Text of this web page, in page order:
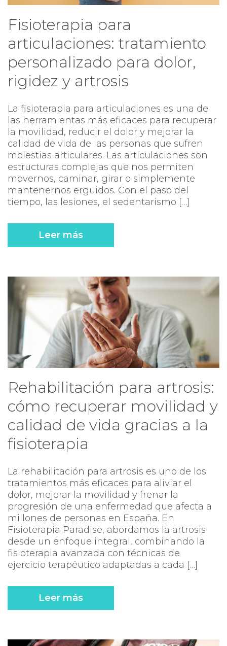
Fisioterapia para
articulaciones: tratamiento
personalizado para dolor,
rigidez y artrosis
La fisioterapia para articulaciones es una de
las herramientas más eficaces para recuperar
la movilidad, reducir el dolor y mejorar la
calidad de vida de las personas que sufren
molestias articulares. Las articulaciones son
estructuras complejas que nos permiten
movernos, caminar, girar o simplemente
mantenernos erguidos. Con el paso del
tiempo, las lesiones, el sedentarismo […]
Leer más
Rehabilitación para artrosis:
cómo recuperar movilidad y
calidad de vida gracias a la
fisioterapia
La rehabilitación para artrosis es uno de los
tratamientos más eficaces para aliviar el
dolor, mejorar la movilidad y frenar la
progresión de una enfermedad que afecta a
millones de personas en España. En
Fisioterapia Paradise, abordamos la artrosis
desde un enfoque integral, combinando la
fisioterapia avanzada con técnicas de
ejercicio terapéutico adaptadas a cada […]
Leer más